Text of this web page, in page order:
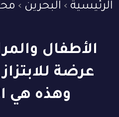
الرئيسية البحرين
الأطفال
عرضة
وهذه هي